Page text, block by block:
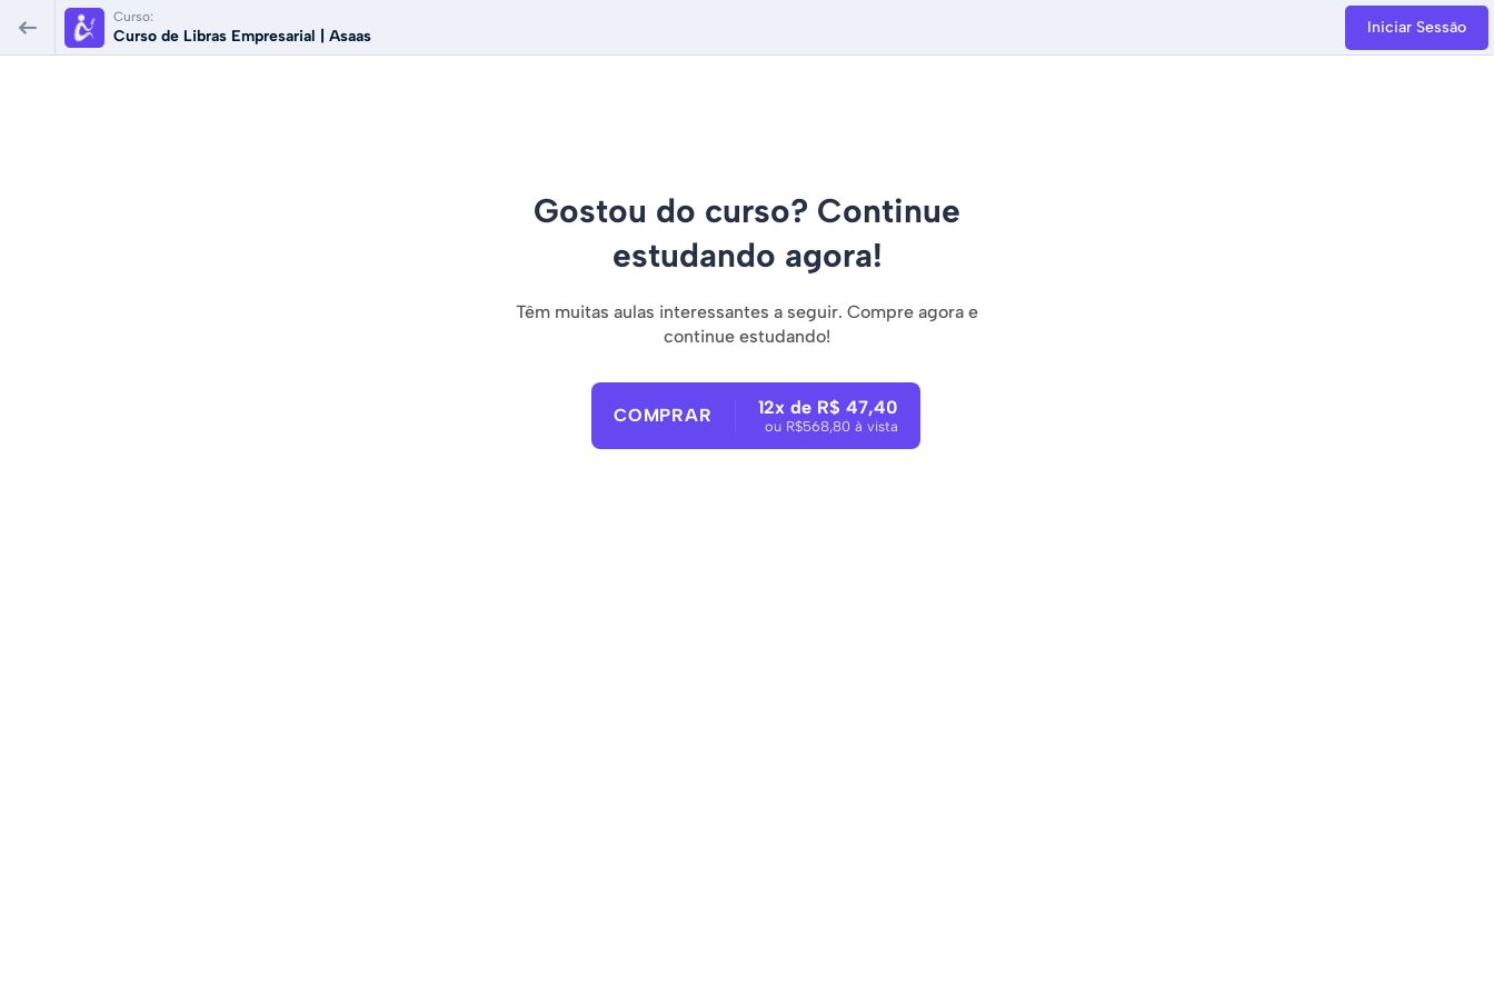
Curso:
Curso de Libras Empresarial | Asaas Iniciar Sessão
Gostou do curso? Continue
estudando agora!
Têm muitas aulas interessantes a seguir. Compre agora e
continue estudando!
COMPRAR 12x de R$ 47,40
ou R$568,80 à vista